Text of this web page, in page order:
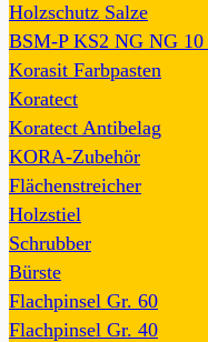
Holzschutz Salze
BSM-P KS2 NG NG 10
Korasit Farbpasten
Koratect
Koratect Antibelag
KORA-Zubehör
Flächenstreicher
Holzstiel
Schrubber
Bürste
Flachpinsel Gr. 60
Flachpinsel Gr. 40